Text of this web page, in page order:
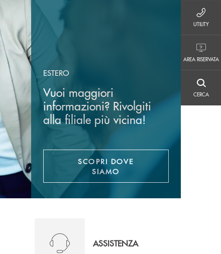
UTILITY
AREA RISERVATA
CERCA
ESTERO
Vuoi maggiori
informazioni? Rivolgiti
alla filiale più vicina!
SCOPRI DOVE
SIAMO
ASSISTENZA